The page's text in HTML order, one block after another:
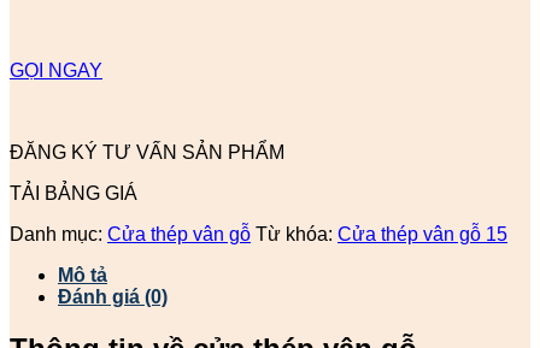
GỌI NGAY
ĐĂNG KÝ TƯ VẤN SẢN PHẨM
TẢI BẢNG GIÁ
Danh mục: Cửa thép vân gỗ Từ khóa: Cửa thép vân gỗ 15
Mô tả
Đánh giá (0)